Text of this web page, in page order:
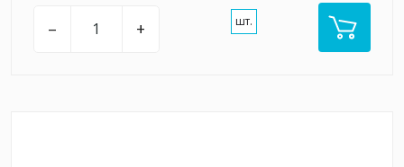
– + шт.